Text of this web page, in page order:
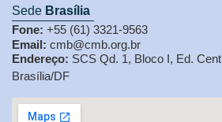
Sede Brasília
Fone: +55 (61) 3321-9563
Email: cmb@cmb.org.br
Endereço: SCS Qd. 1, Bloco I, Ed.
Brasília/DF